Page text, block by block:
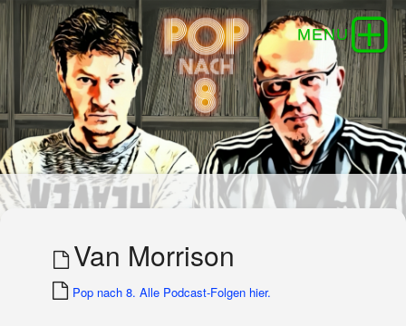
Van Morrison
Pop nach 8. Alle Podcast-Folgen hier.